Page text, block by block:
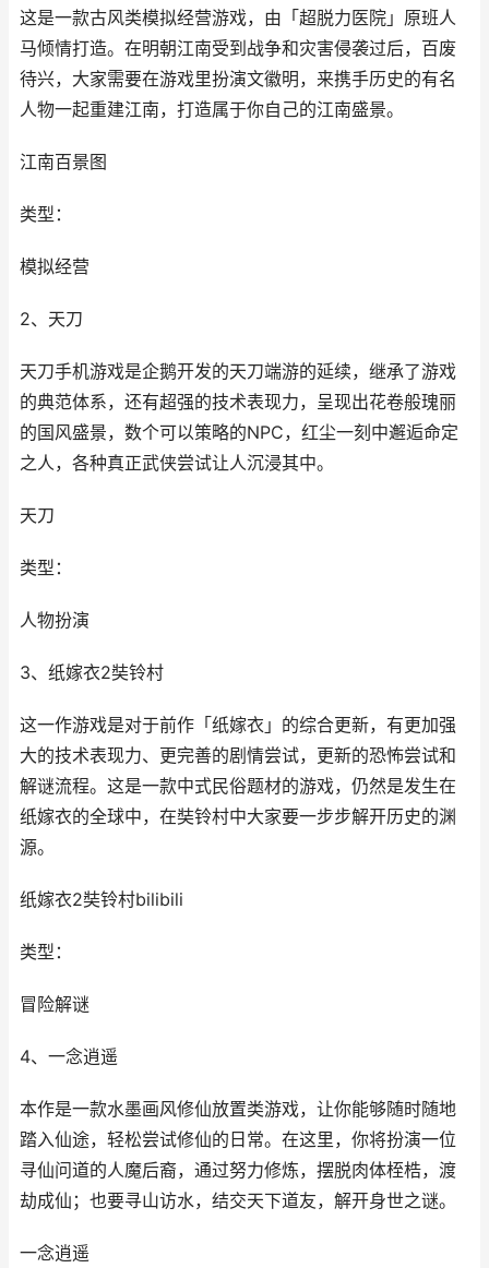
这是一款古风类模拟经营游戏，由「超脱力医院」原班人
马倾情打造。在明朝江南受到战争和灾害侵袭过后，百废
待兴，大家需要在游戏里扮演文徽明，来携手历史的有名
人物一起重建江南，打造属于你自己的江南盛景。
江南百景图
类型：
模拟经营
2、天刀
天刀手机游戏是企鹅开发的天刀端游的延续，继承了游戏
的典范体系，还有超强的技术表现力，呈现出花卷般瑰丽
的国风盛景，数个可以策略的NPC，红尘一刻中邂逅命定
之人，各种真正武侠尝试让人沉浸其中。
天刀
类型：
人物扮演
3、纸嫁衣2奘铃村
这一作游戏是对于前作「纸嫁衣」的综合更新，有更加强
大的技术表现力、更完善的剧情尝试，更新的恐怖尝试和
解谜流程。这是一款中式民俗题材的游戏，仍然是发生在
纸嫁衣的全球中，在奘铃村中大家要一步步解开历史的渊
源。
纸嫁衣2奘铃村bilibili
类型：
冒险解谜
4、一念逍遥
本作是一款水墨画风修仙放置类游戏，让你能够随时随地
踏入仙途，轻松尝试修仙的日常。在这里，你将扮演一位
寻仙问道的人魔后裔，通过努力修炼，摆脱肉体桎梏，渡
劫成仙；也要寻山访水，结交天下道友，解开身世之谜。
一念逍遥